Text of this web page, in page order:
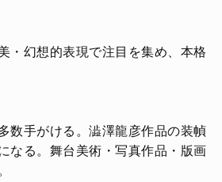
・幻想的表現で注目を集め、本格
数手がける。澁澤龍彦作品の装幀
なる。舞台美術・写真作品・版画